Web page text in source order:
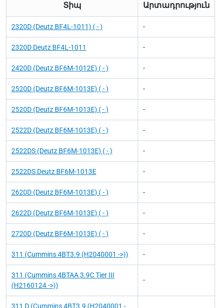
Տիպ Արտադրություն
2320D (Deutz BF4L-1011) ( - ) -
2320D Deutz BF4L-1011 -
2420D (Deutz BF6M-1012E) ( - ) -
2520D (Deutz BF6M-1013E) ( - ) -
2520D (Deutz BF6M-1013E) ( - ) -
2522D (Deutz BF6M-1013E) ( - ) -
2522DS (Deutz BF6M-1013E) ( - ) -
2522DS Deutz BF6M-1013E -
2620D (Deutz BF6M-1013E) ( - ) -
2622D (Deutz BF6M-1013E) ( - ) -
2720D (Deutz BF6M-1013E) ( - ) -
311 (Cummins 4BT3.9 (H2040001 ->)) -
311 (Cummins 4BTAA 3.9C Tier III
(H2160124 ->))
-
311 D (Cummins 4BT3.9 (H2040001 -